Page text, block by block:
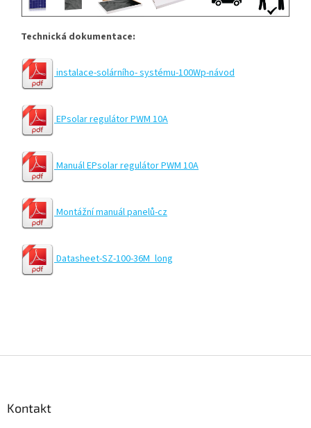
Technická dokumentace:
instalace-solárního- systému-100Wp-návod
EPsolar regulátor PWM 10A
Manuál EPsolar regulátor PWM 10A
Montážní manuál panelů-cz
Datasheet-SZ-100-36M_long
Kontakt